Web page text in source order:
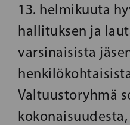
13. helmikuuta
hallituksen ja
varsinaisista
Valtuustoryhmä
kokonaisuudesta,